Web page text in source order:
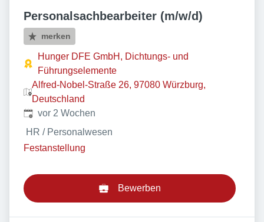
Personalsachbearbeiter (m/w/d)
merken
Hunger DFE GmbH, Dichtungs- und
Führungselemente
Alfred-Nobel-Straße 26, 97080 Würzburg,
Deutschland
Veröffentlicht:
vor 2 Wochen
HR / Personalwesen
Festanstellung
Bewerben